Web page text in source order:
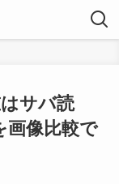
サバ読
画像比較で